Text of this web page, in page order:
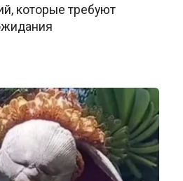
которые требуют